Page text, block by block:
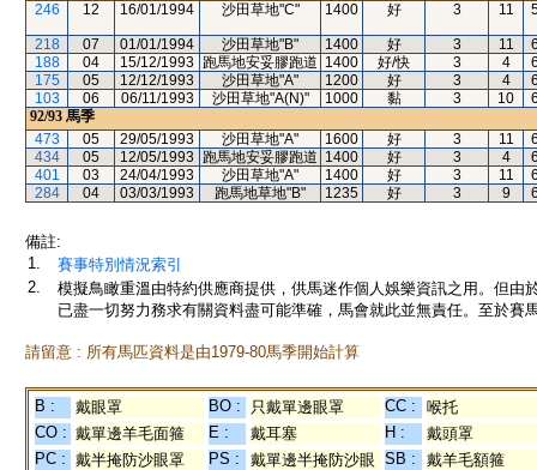
246
12 16/01/1994 沙田草地"C" 1400 好 3 11
218 07 01/01/1994 沙田草地"B" 1400 好 3 11
188
04 15/12/1993 跑馬地安妥膠跑道 1400 好/快 3 4
175
05 12/12/1993 沙田草地"A" 1200 好 3 4
103
06 06/11/1993 沙田草地"A(N)" 1000 黏 3 10
92/93 馬季
473
05 29/05/1993 沙田草地"A" 1600 好 3 11
434
05 12/05/1993 跑馬地安妥膠跑道 1400 好 3 4
401
03 24/04/1993 沙田草地"A" 1400 好 3 11
284
04 03/03/1993 跑馬地草地"B" 1235 好 3 9
備註:
1.
賽事特別情況索引
2.
模擬鳥瞰重溫由特約供應商提供，供馬迷作個人娛樂資訊之用。但
已盡一切努力務求有關資料盡可能準確，馬會就此並無責任。至於賽
請留意 : 所有馬匹資料是由1979-80馬季開始計算
B : 戴眼罩 BO : 只戴單邊眼罩 CC :
喉托
CO : 戴單邊羊毛面箍 E : 戴耳塞 H :
戴頭罩
PC : 戴半掩防沙眼罩 PS :
戴單邊半掩防沙眼 SB : 戴羊毛額箍